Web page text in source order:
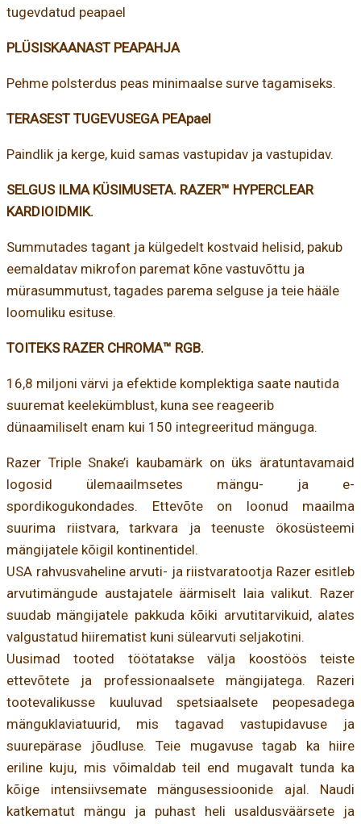
tugevdatud peapael
PLÜSISKAANAST PEAPAHJA
Pehme polsterdus peas minimaalse surve tagamiseks.
TERASEST TUGEVUSEGA PEApael
Paindlik ja kerge, kuid samas vastupidav ja vastupidav.
SELGUS ILMA KÜSIMUSETA. RAZER™ HYPERCLEAR
KARDIOIDMIK.
Summutades tagant ja külgedelt kostvaid helisid, pakub
eemaldatav mikrofon paremat kõne vastuvõttu ja
mürasummutust, tagades parema selguse ja teie hääle
loomuliku esituse.
TOITEKS RAZER CHROMA™ RGB.
16,8 miljoni värvi ja efektide komplektiga saate nautida
suuremat keelekümblust, kuna see reageerib
dünaamiliselt enam kui 150 integreeritud mänguga.
Razer Triple Snake’i kaubamärk on üks äratuntavamaid
logosid ülemaailmsetes mängu- ja e-
spordikogukondades. Ettevõte on loonud maailma
suurima riistvara, tarkvara ja teenuste ökosüsteemi
mängijatele kõigil kontinentidel.
USA rahvusvaheline arvuti- ja riistvaratootja Razer esitleb
arvutimängude austajatele äärmiselt laia valikut. Razer
suudab mängijatele pakkuda kõiki arvutitarvikuid, alates
valgustatud hiirematist kuni sülearvuti seljakotini.
Uusimad tooted töötatakse välja koostöös teiste
ettevõtete ja professionaalsete mängijatega. Razeri
tootevalikusse kuuluvad spetsiaalsete peopesadega
mänguklaviatuurid, mis tagavad vastupidavuse ja
suurepärase jõudluse. Teie mugavuse tagab ka hiire
eriline kuju, mis võimaldab teil end mugavalt tunda ka
kõige intensiivsemate mängusessioonide ajal. Naudi
katkematut mängu ja puhast heli usaldusväärsete ja